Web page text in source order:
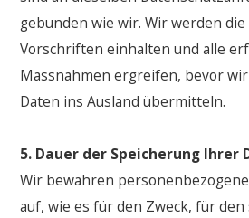
gebunden wie wir. Wir werden
Vorschriften einhalten und alle
Massnahmen ergreifen, bevor
Daten ins Ausland übermitteln.
5. Dauer der Speicherung Ihrer
Wir bewahren
auf, wie es für den Zweck, für